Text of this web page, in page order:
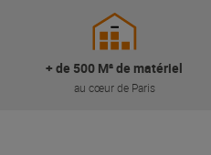
+ de 500 M² de matériel
au cœur de Paris